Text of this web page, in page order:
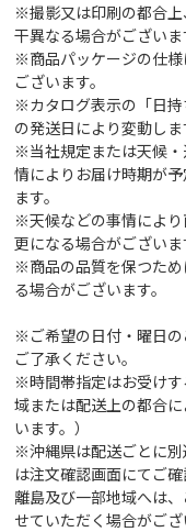
※撮影又は印刷の都合
干異なる場合がございま
※商品パッケージの仕
ございます。
※カタログ表示の「日
の発送日により変動しま
※当社規定または天候
情によりお届け時期が
ます。
※天候などの事情によ
更になる場合がございま
※商品の品質を保つた
る場合がございます。
※ご希望の日付・曜日の
ご了承ください。
※時間帯指定はお受け
域または配送上の都合
います。）
※沖縄県は配送ごとに
は注文確認画面にてご確
離島及び一部地域へは
せていただく場合がござ